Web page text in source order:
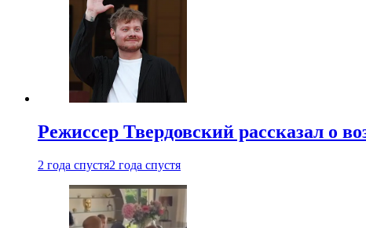
Режиссер Твердовский рассказал о
2 года спустя2 года спустя